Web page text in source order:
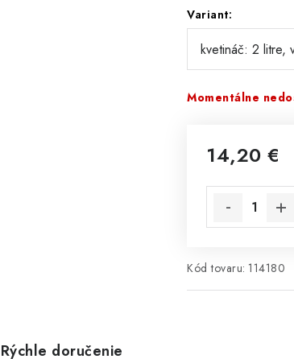
Variant:
Momentálne
14,20 €
Kód tovaru: 114180
Rýchle doručenie